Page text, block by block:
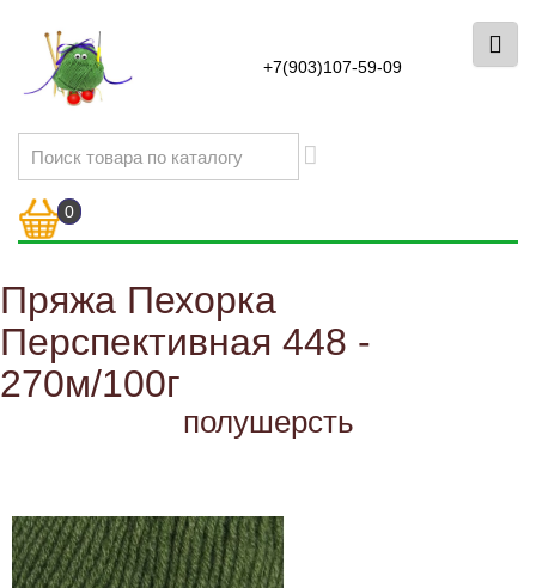
+7(903)107-59-09
0
Пряжа Пехорка
Перспективная 448 -
270м/100г
полушерсть